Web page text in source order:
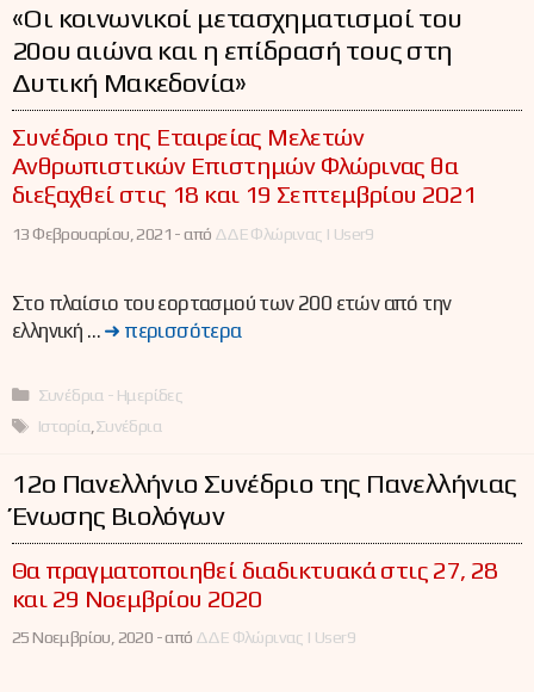
«Οι κοινωνικοί μετασχηματισμοί του
20ου αιώνα και η επίδρασή τους στη
Δυτική Μακεδονία»
Συνέδριο της Εταιρείας Μελετών
Ανθρωπιστικών Επιστημών Φλώρινας θα
διεξαχθεί στις 18 και 19 Σεπτεμβρίου 2021
13 Φεβρουαρίου, 2021 -από ΔΔΕ Φλώρινας | User9
Στο πλαίσιο του εορτασμού των 200 ετών από την
ελληνική … ➜ περισσότερα
Κατηγορίες
Συνέδρια - Ημερίδες
Ετικέτες
Ιστορία Συνέδρια
12ο Πανελλήνιο Συνέδριο της Πανελλήνιας
Ένωσης Βιολόγων
Θα πραγματοποιηθεί διαδικτυακά στις 27, 28
και 29 Νοεμβρίου 2020
25 Νοεμβρίου, 2020 -από ΔΔΕ Φλώρινας | User9